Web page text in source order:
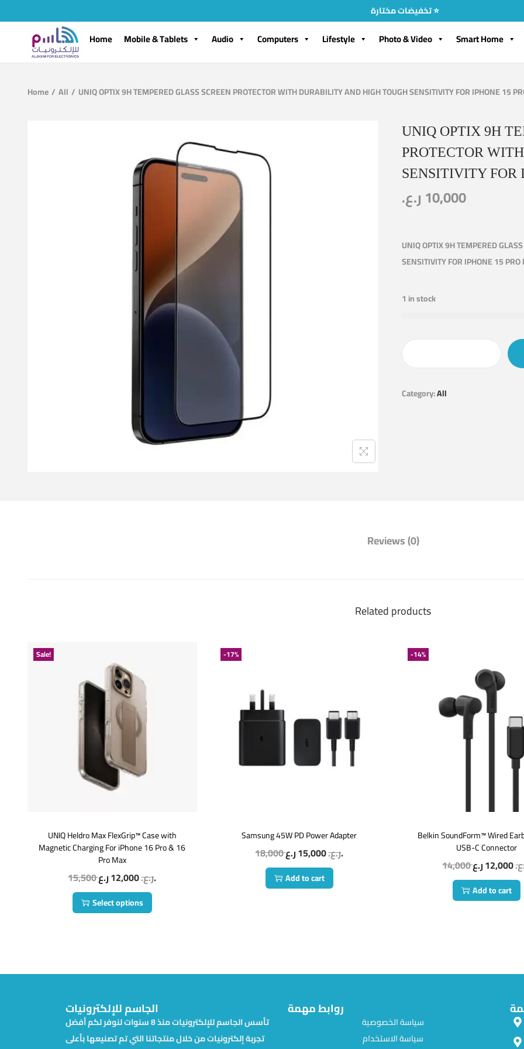
تخفيضات مختارة ⭐
Home Mobile & Tablets Audio Computers Lifestyle Photo & Video Smart Home
Home/ All / UNIQ OPTIX 9H TEMPERED GLASS SCREEN PROTECTOR WITH DURABILITY AND HIGH TOUGH SENSITIVITY FOR IPHONE 15
UNIQ OPTIX 9H
PROTECTOR
SENSITIVITY FOR
10,000 ر.ع.
UNIQ OPTIX 9H TEMPERED
SENSITIVITY FOR IPHONE 15
1 in stock
Category:All
Reviews (0)
Related products
Sale!
UNIQ Heldro Max FlexGrip™ Case with
Magnetic Charging For iPhone 16 Pro & 16
Pro Max
15,500 ر.ع.12,000 ر.ع.
Select options
-17%
Samsung 45W PD Power Adapter
18,000 ر.ع.15,000 ر.ع.
Add to cart
-14%
Belkin SoundForm™ Wired
USB-C Connector
14,000 12,000
Add to cart
الجاسم للإلكترونيات
تأسس الجاسم للإلكترونيات منذ 8 سنوات لنوفر لكم أفضل
تجربة إلكترونيات من خلال منتجاتنا التي تم تصنيعها بأعلى
روابط مهمة
سياسة الخصوصية
سياسة الاستخدام